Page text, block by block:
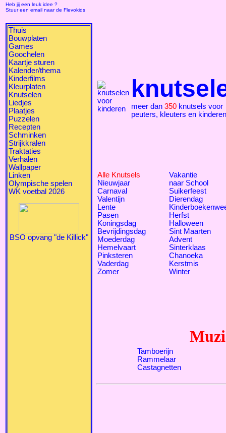
Heb jij een leuk idee ?
Stuur een email naar de Flevokids
Thuis
Bouwplaten
Games
Goochelen
Kaartje sturen
Kalender/thema
Kinderfilms
Kleurplaten
Knutselen
Liedjes
Plaatjes
Puzzelen
Recepten
Schminken
Strijkkralen
Traktaties
Verhalen
Wallpaper
Linken
Olympische spelen
WK voetbal 2026
BSO opvang "de Killick"
meer dan 350 knutsels voor
peuters, kleuters en kinderen
Alle Knutsels
Nieuwjaar
Carnaval
Valentijn
Lente
Pasen
Koningsdag
Bevrijdingsdag
Moederdag
Hemelvaart
Pinksteren
Vaderdag
Zomer
Vakantie
naar School
Suikerfeest
Dierendag
Herfst
Halloween
Sint Maarten
Advent
Sinterklaas
Chanoeka
Kerstmis
Winter
Tamboerijn
Rammelaar
Castagnetten